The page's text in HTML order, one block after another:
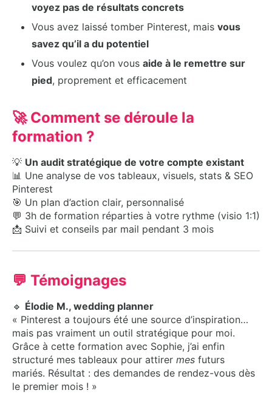
voyez pas de résultats concrets
Vous avez laissé tomber Pinterest, mais vous
savez qu’il a du potentiel
Vous voulez qu’on vous aide à le remettre sur
pied, proprement et efficacement
🚀 Comment se déroule la
formation ?
💡 Un audit stratégique de votre compte existant
📊 Une analyse de vos tableaux, visuels, stats & SEO
Pinterest
🎯 Un plan d’action clair, personnalisé
💬 3h de formation réparties à votre rythme (visio 1:1)
📩 Suivi et conseils par mail pendant 3 mois
💬 Témoignages
🔹 Élodie M., wedding planner
« Pinterest a toujours été une source d’inspiration…
mais pas vraiment un outil stratégique pour moi.
Grâce à cette formation avec Sophie, j’ai enfin
structuré mes tableaux pour attirer mes futurs
mariés. Résultat : des demandes de rendez-vous dès
le premier mois ! »